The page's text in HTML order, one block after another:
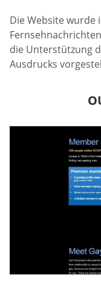
Die Website wurde
die Unterstützung
Ausdrucks